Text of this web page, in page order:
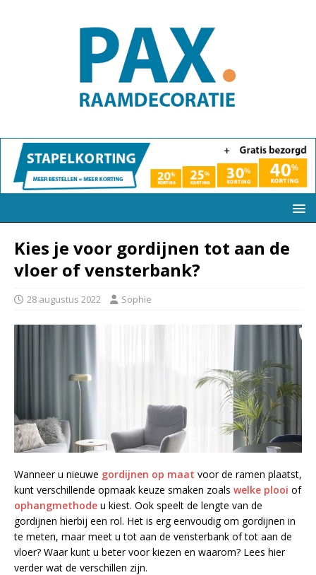
Kies je voor gordijnen tot aan de
vloer of vensterbank?
28 augustus 2022 Sophie
Wanneer u nieuwe gordijnen op maat voor de ramen plaatst,
kunt verschillende opmaak keuze smaken zoals welke plooi of
ophangmethode u kiest. Ook speelt de lengte van de
gordijnen hierbij een rol. Het is erg eenvoudig om gordijnen in
te meten, maar meet u tot aan de vensterbank of tot aan de
vloer? Waar kunt u beter voor kiezen en waarom? Lees hier
verder wat de verschillen zijn.